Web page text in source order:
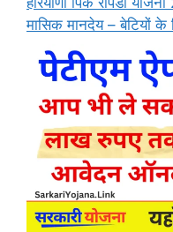
मासिक मानदेय – बेटियों के